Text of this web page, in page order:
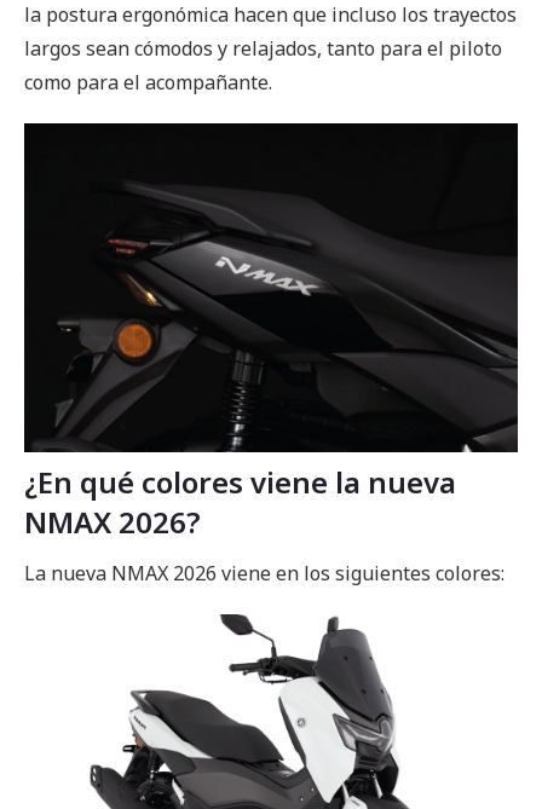
la postura ergonómica hacen que incluso los trayectos
largos sean cómodos y relajados, tanto para el piloto
como para el acompañante.
¿En qué colores viene la nueva
NMAX 2026?
La nueva NMAX 2026 viene en los siguientes colores: